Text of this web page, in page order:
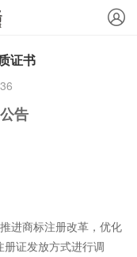
证书
告
进商标注册改革，优化
证发放方式进行调